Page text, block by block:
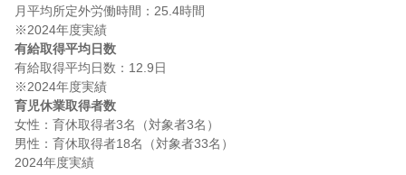
月平均所定外労働時間：25.4時間
有給取得平均日数
有給取得平均日数：12.9日
育児休業取得者数
女性：育休取得者3名（対象者3名）
男性：育休取得者18名（対象者33名）